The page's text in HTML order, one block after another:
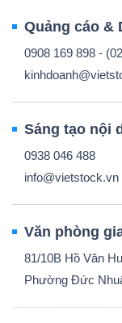
Quảng cáo &
0908 169 898 -
Sáng tạo nội
0938 046 488
info@vietstock.vn
Văn phòng
81/10B Hồ Văn
Phường Đức